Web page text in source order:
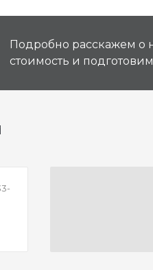
Подробно расскажем о
стоимость и